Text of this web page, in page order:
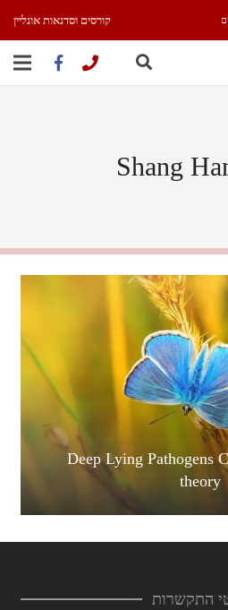
קורסים וסדנאות אונליין
Shang
Deep Lying Pathogens
theory
התקשרות